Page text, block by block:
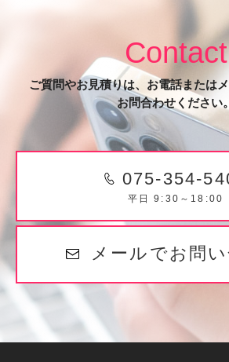
Contact
ご質問やお見積りは、お電話または
お問合わせください。
075-354-
平日 9:30～18:00
メールでお問